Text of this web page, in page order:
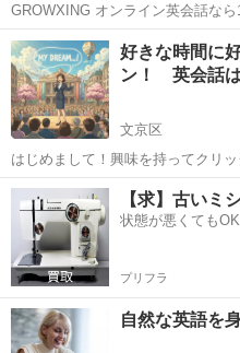
GROWXING オンライン英会話な
ーム 気が向いた時、週1、2回など
月額料金はかかりません！登録も
開催中です！😊 あなた...
東京 文京区 後楽園駅
好きな時間に
ン！ 英会話は
文京区
はじめまして！興味を持ってクリ
す。 長文で長くなりますが、読むだけで英会話を学ぶポイントになっ
てもらえたら嬉しいと思います。 より多くの人に英会話や言語の仕組
みを私なりの解釈で伝わ...
東京 文京区 英語
【求】古いミ
状態が悪くても
プリフラ
自然な英語を